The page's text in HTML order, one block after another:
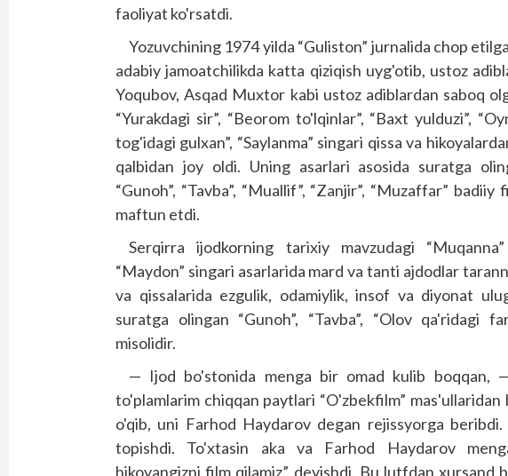
faoliyat ko'rsatdi.
Yozuvchining 1974 yilda “Guliston” jurnalida chop
adabiy jamoatchilikda katta qiziqish uyg'otib, ustoz
Yoqubov, Asqad Muxtor kabi ustoz adiblardan saboq
“Yurakdagi sir”, “Beorom to'lqinlar”, “Baxt yulduzi”,
tog'idagi gulxan”, “Saylanma” singari qissa va
qalbidan joy oldi. Uning asarlari asosida suratga
“Gunoh”, “Tavba”, “Muallif”, “Zanjir”, “Muzaffar”
maftun etdi.
Serqirra ijodkorning tarixiy mavzudagi
“Maydon” singari asarlarida mard va tanti ajdodlar
va qissalarida ezgulik, odamiylik, insof va diyonat
suratga olingan “Gunoh”, “Tavba”, “Olov qa'ridagi
misolidir.
— Ijod bo'stonida menga bir omad kulib boqqan,
to'plamlarim chiqqan paytlari “O'zbekfilm”
o'qib, uni Farhod Haydarov degan rejissyorga
topishdi. To'xtasin aka va Farhod Haydarov
hikoyangizni film qilamiz”, deyishdi. Bu lutfdan xursand